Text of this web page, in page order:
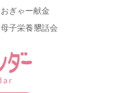
おぎゃー献金
母子栄養懇話会